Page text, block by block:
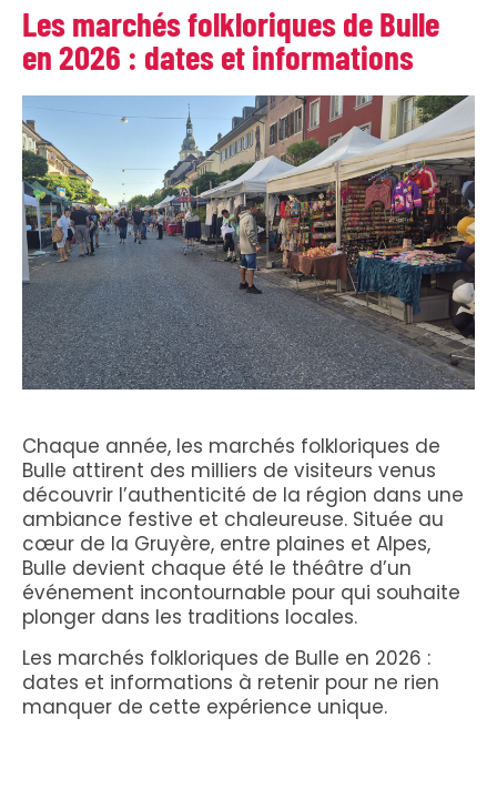
Les marchés folkloriques de Bulle
en 2026 : dates et informations
Chaque année, les marchés folkloriques de
Bulle attirent des milliers de visiteurs venus
découvrir l’authenticité de la région dans une
ambiance festive et chaleureuse. Située au
cœur de la Gruyère, entre plaines et Alpes,
Bulle devient chaque été le théâtre d’un
événement incontournable pour qui souhaite
plonger dans les traditions locales.
Les marchés folkloriques de Bulle en 2026 :
dates et informations à retenir pour ne rien
manquer de cette expérience unique.